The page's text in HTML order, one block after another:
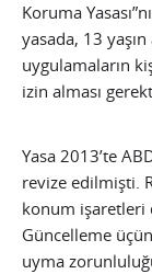
Koruma
yasada, 13
uygulamaların
izin alması
Yasa 2013’te
revize edilmişti.
konum işaretleri
Güncelleme
uyma